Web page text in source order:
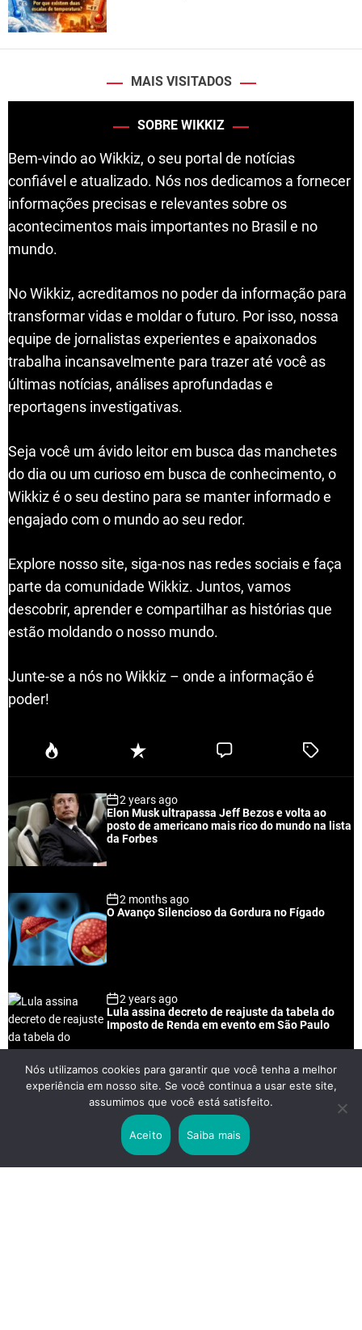
MAIS VISITADOS
SOBRE WIKKIZ
Bem-vindo ao Wikkiz, o seu portal de notícias
confiável e atualizado. Nós nos dedicamos a fornecer
informações precisas e relevantes sobre os
acontecimentos mais importantes no Brasil e no
mundo.
No Wikkiz, acreditamos no poder da informação para
transformar vidas e moldar o futuro. Por isso, nossa
equipe de jornalistas experientes e apaixonados
trabalha incansavelmente para trazer até você as
últimas notícias, análises aprofundadas e
reportagens investigativas.
Seja você um ávido leitor em busca das manchetes
do dia ou um curioso em busca de conhecimento, o
Wikkiz é o seu destino para se manter informado e
engajado com o mundo ao seu redor.
Explore nosso site, siga-nos nas redes sociais e faça
parte da comunidade Wikkiz. Juntos, vamos
descobrir, aprender e compartilhar as histórias que
estão moldando o nosso mundo.
Junte-se a nós no Wikkiz – onde a informação é
poder!
P
u
a
r
R
e
n
t
C
e
T
e
2 years ago
Elon Musk ultrapassa Jeff Bezos e volta ao
posto de americano mais rico do mundo na lista
da Forbes
2 months ago
O Avanço Silencioso da Gordura no Fígado
2 years ago
Lula assina decreto de reajuste da tabela do
Imposto de Renda em evento em São Paulo
2 years ago
Lei Rouanet e Petrobras financiam evento em
que Lula pediu votos para Boulos
Nós utilizamos cookies para garantir que você tenha a melhor
experiência em nosso site. Se você continua a usar este site,
assumimos que você está satisfeito.
Aceito Saiba mais